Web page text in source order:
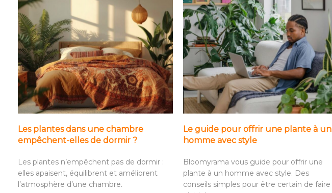
Les plantes dans une chambre
empêchent-elles de dormir ?
Les plantes n’empêchent pas de dormir :
elles apaisent, équilibrent et améliorent
l’atmosphère d’une chambre.
Le guide pour offrir une plante à un
homme avec style
Bloomyrama vous guide pour offrir une
plante à un homme avec style. Des
conseils simples pour être certain de faire